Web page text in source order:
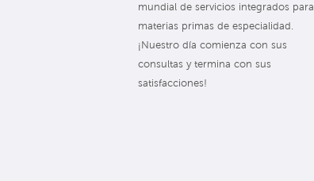
mundial de servicios integrados para
materias primas de especialidad.
¡Nuestro día comienza con sus
consultas y termina con sus
satisfacciones!